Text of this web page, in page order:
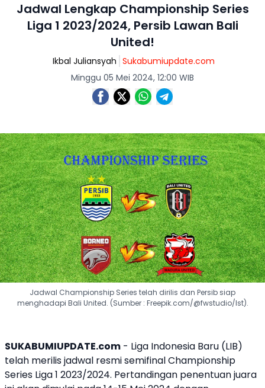
Jadwal Lengkap Championship Series
Liga 1 2023/2024, Persib Lawan Bali
United!
Ikbal Juliansyah Sukabumiupdate.com
Minggu 05 Mei 2024, 12:00 WIB
Jadwal Championship Series telah dirilis dan Persib siap
menghadapi Bali United. (Sumber : Freepik.com/@fwstudio/Ist).
SUKABUMIUPDATE.com - Liga Indonesia Baru (LIB)
telah merilis jadwal resmi semifinalChampionship
Series Liga 1 2023/2024. Pertandingan penentuan juara